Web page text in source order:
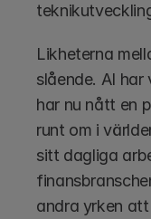
Likheterna
slående. AI
har nu nått en
runt om i
sitt dagliga
andra yrken